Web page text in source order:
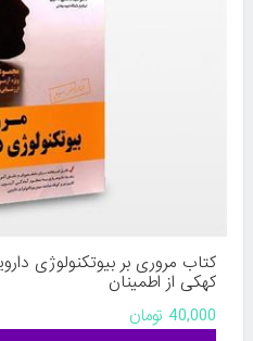
کتاب مروری بر بیوتکنولوژی
کهکی از اطمینان
40,000 تومان